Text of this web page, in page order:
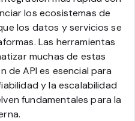
los ecosistemas de
los datos y servicios se
Las herramientas
muchas de estas
de API es esencial para
y la escalabilidad
fundamentales para la